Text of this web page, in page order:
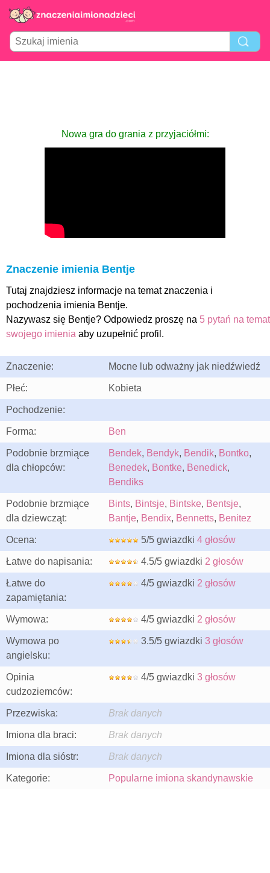
Nowa gra do grania z przyjaciółmi:
Znaczenie imienia Bentje
Tutaj znajdziesz informacje na temat znaczenia i
pochodzenia imienia Bentje.
Nazywasz się Bentje? Odpowiedz proszę na 5 pytań na temat
swojego imienia aby uzupełnić profil.
Znaczenie: Mocne lub odważny jak niedźwiedź
Płeć: Kobieta
Pochodzenie:
Forma: Ben
Podobnie brzmiące
dla chłopców:
Bendek, Bendyk, Bendik, Bontko,
Benedek, Bontke, Benedick,
Bendiks
Podobnie brzmiące
dla dziewcząt:
Bints, Bintsje, Bintske, Bentsje,
Bantje, Bendix, Bennetts, Benitez
Ocena: 5/5 gwiazdki 4 głosów
Łatwe do napisania: 4.5/5 gwiazdki 2 głosów
Łatwe do
zapamiętania:
4/5 gwiazdki 2 głosów
Wymowa: 4/5 gwiazdki 2 głosów
Wymowa po
angielsku:
3.5/5 gwiazdki 3 głosów
Opinia
cudzoziemców:
4/5 gwiazdki 3 głosów
Przezwiska: Brak danych
Imiona dla braci: Brak danych
Imiona dla sióstr: Brak danych
Kategorie: Popularne imiona skandynawskie